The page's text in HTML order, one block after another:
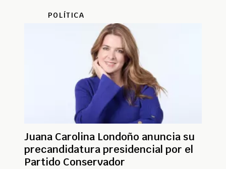
POLÍTICA
Juana Carolina Londoño anuncia su
precandidatura presidencial por el
Partido Conservador